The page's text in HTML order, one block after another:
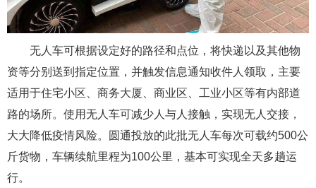
无人车可根据设定好的路径和点位，将快递以及其他物
资等分别送到指定位置，并触发信息通知收件人领取，主要
适用于住宅小区、商务大厦、商业区、工业小区等有内部道
路的场所。使用无人车可减少人与人接触，实现无人交接，
大大降低疫情风险。圆通投放的此批无人车每次可载约500公
斤货物，车辆续航里程为100公里，基本可实现全天多趟运
行。